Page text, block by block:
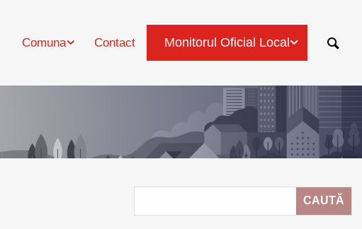
Comuna Contact Monitorul Oficial Local